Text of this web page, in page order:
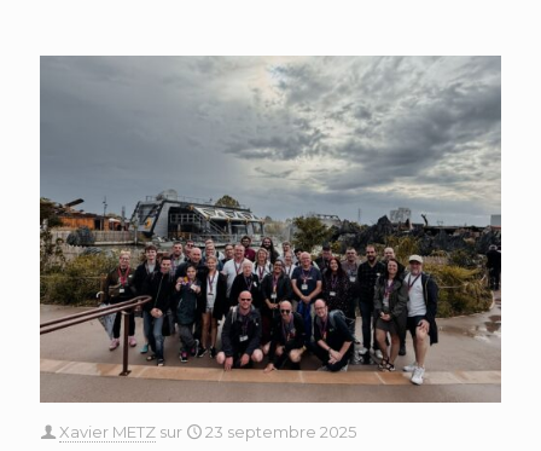
Xavier METZ sur 23 septembre 2025